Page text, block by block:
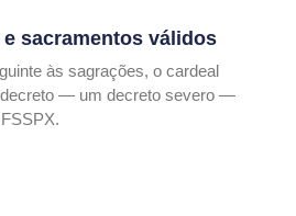
sacramentos válidos
às sagrações, o cardeal
decreto — um decreto severo —